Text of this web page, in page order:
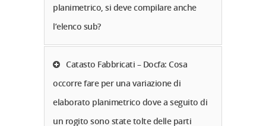
planimetrico, si deve compilare anche
l’elenco sub?
Catasto Fabbricati – Docfa: Cosa
occorre fare per una variazione di
elaborato planimetrico dove a seguito di
un rogito sono state tolte delle parti